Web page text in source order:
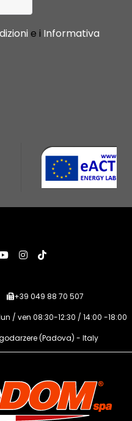
e i Informativa
+39 049 88 70 507
/ ven 08:30-12:30 / 14:00 -18:00
(Padova) - Italy